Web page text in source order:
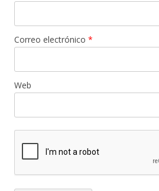
Correo electrónico *
Web